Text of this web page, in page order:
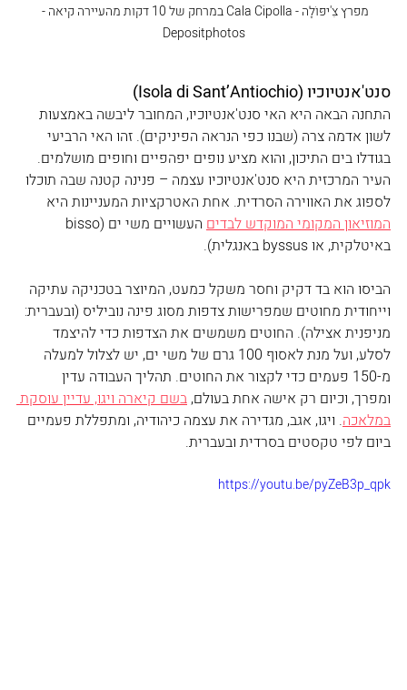
מפרץ צִ'יפּוֹלׇה - Cala Cipolla במרחק של 10 דקות מהעיירה קיאה -
Depositphotos
סנט'אנטיוכיו (Isola di Sant’Antiochio)
התחנה הבאה היא האי סנט'אנטיוכיו, המחובר ליבשה באמצעות
לשון אדמה צרה (שבנו כפי הנראה הפיניקים). זהו האי הרביעי
בגודלו בים התיכון, והוא מציע נופים יפהפיים וחופים מושלמים.
העיר המרכזית היא סנט'אנטיוכיו עצמה – פנינה קטנה שבה תוכלו
לספוג את האווירה הסרדית. אחת האטרקציות המעניינות היא
המוזיאון המקומי המוקדש לבדים
באיטלקית, או byssus באנגלית).
הביסו הוא בד דקיק וחסר משקל כמעט, המיוצר בטכניקה עתיקה
וייחודית מחוטים שמפרישות צדפות מסוג פינה נוביליס (ובעברית:
מניפנית אצילה). החוטים משמשים את הצדפות כדי להיצמד
לסלע, ועל מנת לאסוף 100 גרם של משי ים, יש לצלול למעלה
מ-150 פעמים כדי לקצור את החוטים. תהליך העבודה עדין
ומפרך, וכיום רק אישה אחת בעולם, בשם קיארה ויגו, עדיין עוסקת
במלאכה. ויגו, אגב, מגדירה את עצמה כיהודיה, ומתפללת פעמיים
ביום לפי טקסטים בסרדית ובעברית.
https://youtu.be/pyZeB3p_qpk